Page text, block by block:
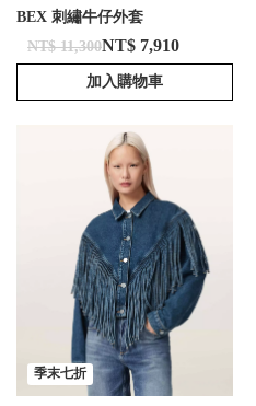
BEX 刺繡牛仔外套
NT$ 11,300NT$ 7,910
加入購物車
季末七折